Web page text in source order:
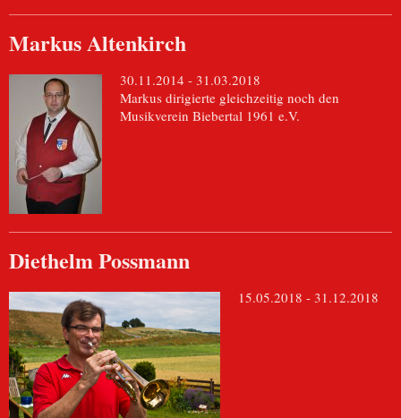
Markus Altenkirch
30.11.2014 - 31.03.2018
Markus dirigierte gleichzeitig noch den
Musikverein Biebertal 1961 e.V.
Diethelm Possmann
15.05.2018 - 31.12.2018